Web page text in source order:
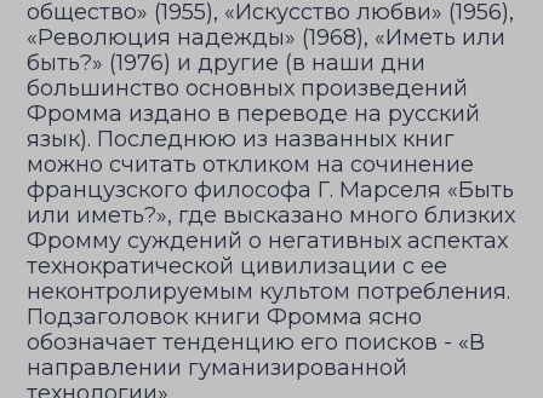
общество» (1955), «Искусство любви» (1956),
«Революция надежды» (1968), «Иметь или
быть?» (1976) и другие (в наши дни
большинство основных произведений
Фромма издано в переводе на русский
язык). Последнюю из названных книг
можно считать откликом на сочинение
французского философа Г. Марселя «Быть
или иметь?», где высказано много близких
Фромму суждений о негативных аспектах
технократической цивилизации с ее
неконтролируемым культом потребления.
Подзаголовок книги Фромма ясно
обозначает тенденцию его поисков - «В
направлении гуманизированной